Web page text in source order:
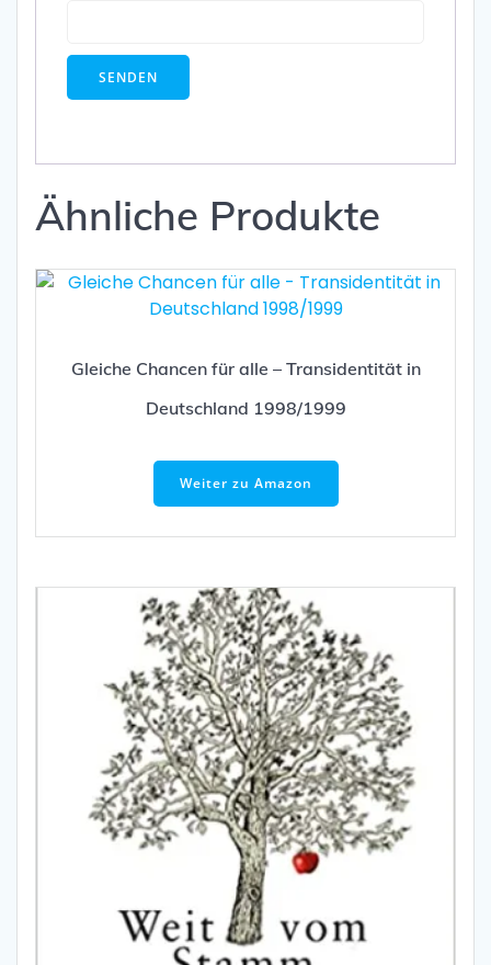
Ähnliche Produkte
Gleiche Chancen für alle – Transidentität in
Deutschland 1998/1999
Weiter zu Amazon